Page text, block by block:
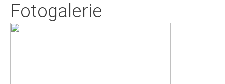
Fotogalerie